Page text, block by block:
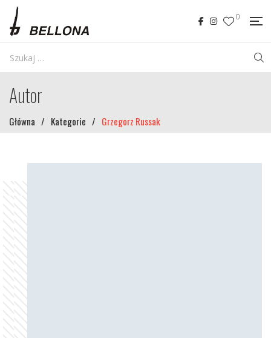
0
Autor
Główna / Kategorie / Grzegorz Russak